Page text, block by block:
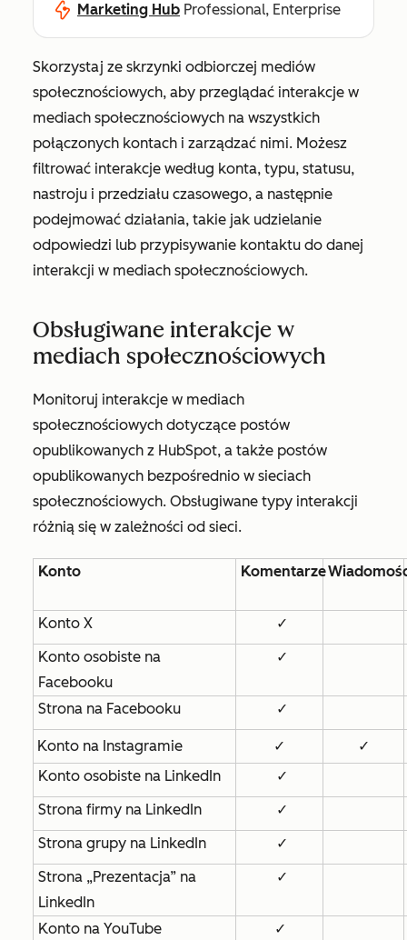
Marketing Hub Professional, Enterprise
Skorzystaj ze skrzynki odbiorczej mediów
społecznościowych, aby przeglądać interakcje w
mediach społecznościowych na wszystkich
połączonych kontach i zarządzać nimi. Możesz
filtrować interakcje według konta, typu, statusu,
nastroju i przedziału czasowego, a następnie
podejmować działania, takie jak udzielanie
odpowiedzi lub przypisywanie kontaktu do danej
interakcji w mediach społecznościowych.
Obsługiwane interakcje w
mediach społecznościowych
Monitoruj interakcje w mediach
społecznościowych dotyczące postów
opublikowanych z HubSpot, a także postów
opublikowanych bezpośrednio w sieciach
społecznościowych. Obsługiwane typy interakcji
różnią się w zależności od sieci.
Konto Komentarze
Konto X
✓
Konto osobiste na
Facebooku
✓
Strona na Facebooku ✓
Konto na Instagramie ✓
✓
Konto osobiste na LinkedIn
✓
Strona firmy na LinkedIn
✓
Strona grupy na LinkedIn
✓
Strona „Prezentacja” na
LinkedIn
✓
Konto na YouTube ✓